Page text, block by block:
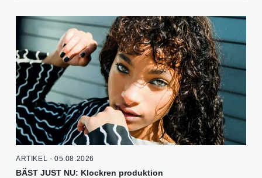
ARTIKEL - 05.08.2026
BÄST JUST NU: Klockren produktion